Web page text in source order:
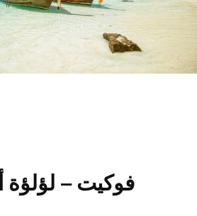
فوكيت – لؤلؤة